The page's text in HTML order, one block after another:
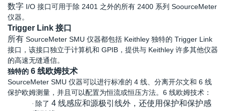
数字 I/O 接口可用于除 2401 之外的所有 2400 系列 SoourceMeter
仪器。
Trigger Link 接口
所有 SourceMeter SMU 仪器都包括 Keithley 独特的 Trigger Link
接口，该接口独立于计算机和 GPIB，提供与 Keithley 许多其他仪器
的高速无缝通信。
独特的 6 线欧姆技术
SourceMeter SMU 仪器可以进行标准的 4 线、分离开尔文和 6 线
保护欧姆测量，并且可以配置为恒流或恒压方法。6 线欧姆技术：
· 除了 4 线感应和源极引线外，还使用保护和保护感